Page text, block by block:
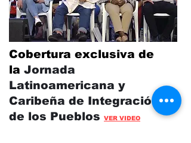
Cobertura exclusiva de
la Jornada
Latinoamericana y
Caribeña de Integración
de los Pueblos
VER VIDEO